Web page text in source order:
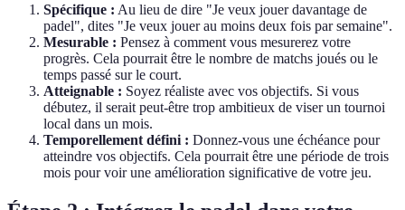
Spécifique : Au lieu de dire "Je veux jouer davantage de
padel", dites "Je veux jouer au moins deux fois par semaine".
Mesurable : Pensez à comment vous mesurerez votre
progrès. Cela pourrait être le nombre de matchs joués ou le
temps passé sur le court.
Atteignable : Soyez réaliste avec vos objectifs. Si vous
débutez, il serait peut-être trop ambitieux de viser un tournoi
local dans un mois.
Temporellement défini : Donnez-vous une échéance pour
atteindre vos objectifs. Cela pourrait être une période de trois
mois pour voir une amélioration significative de votre jeu.